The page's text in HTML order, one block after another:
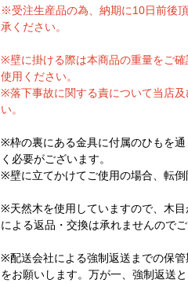
※受注生産品の為、納期に10日前後
承ください。
※壁に掛ける際は本商品の重量をご
使用ください。
※落下事故に関する責について当店
い。
※枠の裏にある金具に付属のひもを
く必要がございます。
※壁に立てかけてご使用の場合、転倒
※天然木を使用していますので、木
による返品・交換は承れませんのでご
※配送会社による強制返送までの保
をお願いします。万が一、強制返送